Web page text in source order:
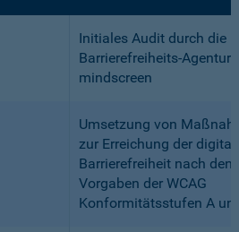
Initiales Audit durch die
Barrierefreiheits-Agentur
mindscreen
Umsetzung von
zur Erreichung der
Barrierefreiheit nach den
Vorgaben der WCAG
Konformitätsstufen A